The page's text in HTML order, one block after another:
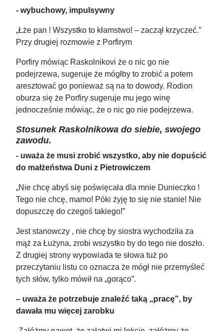
- wybuchowy, impulsywny
„Łże pan ! Wszystko to kłamstwo! – zaczął krzyczeć.”
Przy drugiej rozmowie z Porfirym
Porfiry mówiąc Raskolnikovi że o nic go nie
podejrzewa, sugeruje że mógłby to zrobić a potem
aresztować go ponieważ są na to dowody. Rodion
oburza się że Porfiry sugeruje mu jego winę
jednocześnie mówiąc, że o nic go nie podejrzewa.
Stosunek Raskolnikowa do siebie, swojego
zawodu.
- uważa że musi zrobić wszystko, aby nie dopuścić
do małżeństwa Duni z Pietrowiczem
„Nie chcę abyś się poświęcała dla mnie Dunieczko !
Tego nie chcę, mamo! Póki żyję to się nie stanie! Nie
dopuszczę do czegoś takiego!”
Jest stanowczy , nie chcę by siostra wychodziła za
mąż za Łużyna, zrobi wszystko by do tego nie doszło.
Z drugiej strony wypowiada te słowa tuż po
przeczytaniu listu co oznacza że mógł nie przemyśleć
tych słów, tylko mówił na „gorąco”.
– uważa że potrzebuje znaleźć taką „pracę”, by
dawała mu więcej zarobku